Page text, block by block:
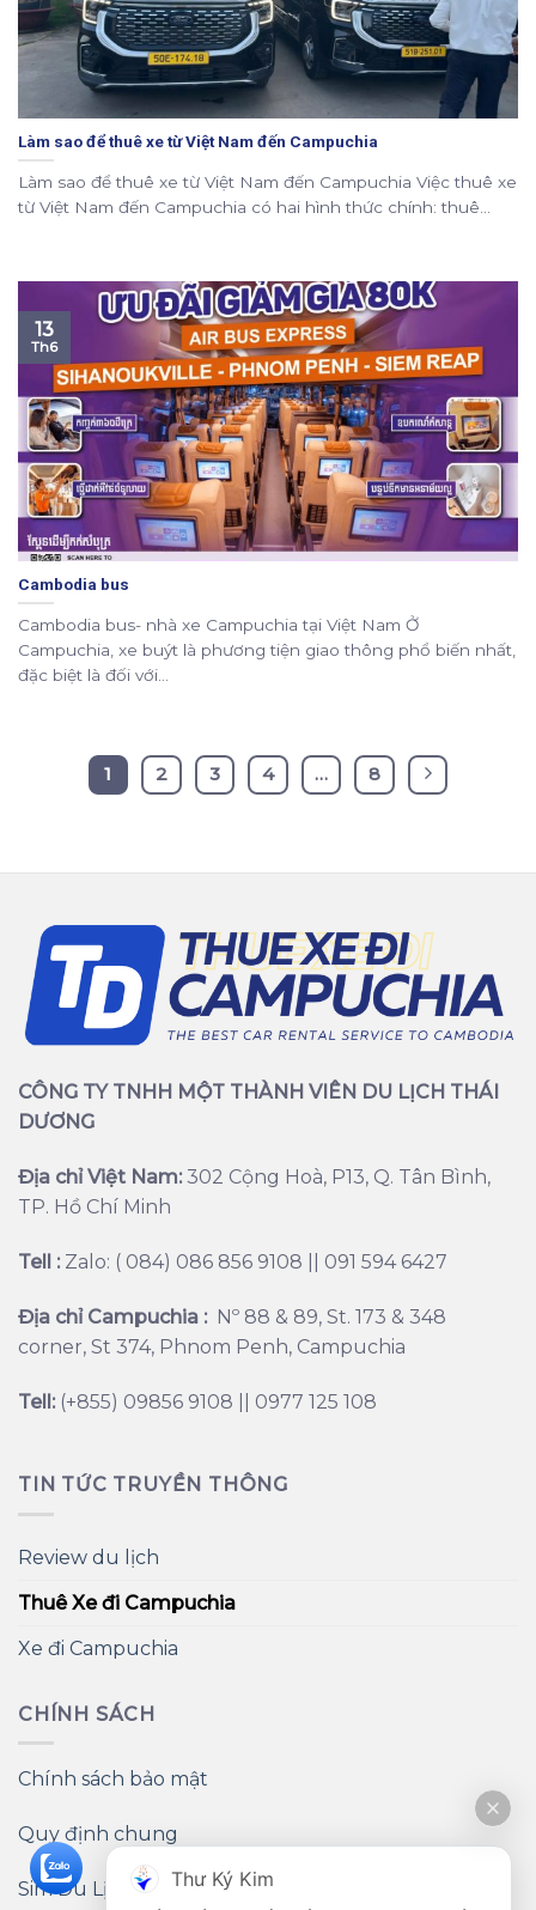
Làm sao để thuê xe từ Việt Nam đến Campuchia
Làm sao để thuê xe từ Việt Nam đến Campuchia Việc thuê xe
từ Việt Nam đến Campuchia có hai hình thức chính: thuê...
Cambodia bus
Cambodia bus- nhà xe Campuchia tại Việt Nam Ở
Campuchia, xe buýt là phương tiện giao thông phổ biến nhất,
đặc biệt là đối với...
13
Th6
1 2 3 4 … 8
CÔNG TY TNHH MỘT THÀNH VIÊN DU LỊCH THÁI
DƯƠNG
Địa chỉ Việt Nam:302 Cộng Hoà, P13, Q. Tân Bình,
TP. Hồ Chí Minh
Tell :Zalo: ( 084) 086 856 9108 || 091 594 6427
Địa chỉ Campuchia :Nº 88 & 89, St. 173 & 348
corner, St 374, Phnom Penh, Campuchia
Tell:(+855) 09856 9108 || 0977 125 108
TIN TỨC TRUYỀN THÔNG
Review du lịch
Thuê Xe đi Campuchia
Xe đi Campuchia
CHÍNH SÁCH
Chính sách bảo mật
Quy định chung
Sim Du Lịch Campuchia
Thư Ký Kim